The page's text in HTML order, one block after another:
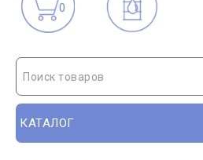
0
Поиск товаров
КАТАЛОГ